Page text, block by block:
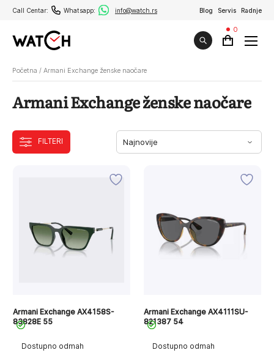
Call Centar: Whatsapp: info@watch.rs Blog Servis Radnje
0
Početna / Armani Exchange ženske naočare
Armani Exchange ženske naočare
FILTERI
Dostupno odmah
Armani Exchange AX4158S-
83828E 55
Dostupno odmah
Armani Exchange AX4111SU-
821387 54